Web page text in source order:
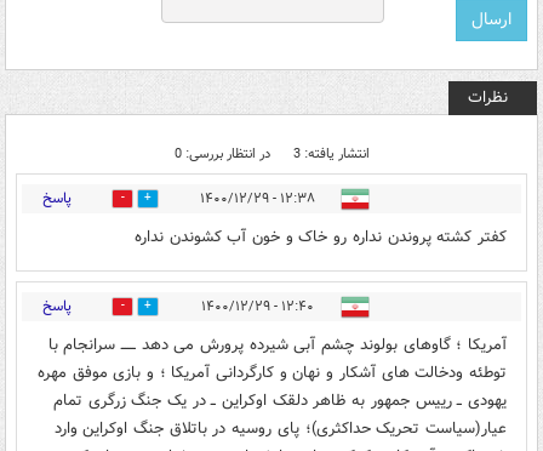
نظرات
انتشار یافته: 3 در انتظار بررسی: 0
۱۲:۳۸ - ۱۴۰۰/۱۲/۲۹ 0 پاسخ
کفتر کشته پروندن نداره رو خاک و خون آب کشوندن نداره
۱۲:۴۰ - ۱۴۰۰/۱۲/۲۹ 2 پاسخ
آمریکا ؛ گاوهای بولوند چشم آبی شیرده پرورش می دهد ــــــ سرانجام با
توطئه ودخالت های آشکار و نهان و کارگردانی آمریکا ؛ و بازی موفق مهره
یهودی ــ رییس جمهور به ظاهر دلقک اوکراین ــ در یک جنگ زرگری تمام
عیار(سیاست تحریک حداکثری)؛ پای روسیه در باتلاق جنگ اوکراین وارد